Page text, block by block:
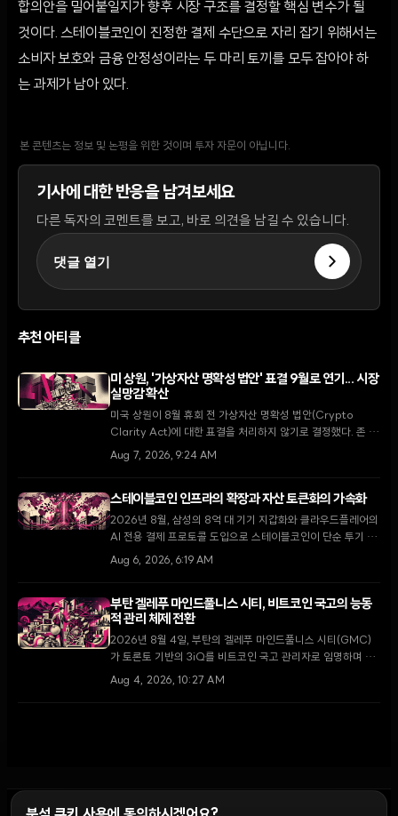
합의안을 밀어붙일지가 향후 시장 구조를 결정할 핵심 변수가 될
것이다. 스테이블코인이 진정한 결제 수단으로 자리 잡기 위해서는
소비자 보호와 금융 안정성이라는 두 마리 토끼를 모두 잡아야 하
는 과제가 남아 있다.
본 콘텐츠는 정보 및 논평을 위한 것이며 투자 자문이 아닙니다.
기사에 대한 반응을 남겨보세요
다른 독자의 코멘트를 보고, 바로 의견을 남길 수 있습니다.
댓글 열기
추천 아티클
미 상원, '가상자산 명확성 법안' 표결 9월로 연기... 시장
실망감 확산
미국 상원이 8월 휴회 전 가상자산 명확성 법안(Crypto
Clarity Act)에 대한 표결을 처리하지 않기로 결정했다. 존 튠
다수당 원내대표는 9월 복귀 후 최우선 과제로 다룰 것을 약속
Aug 7, 2026, 9:24 AM
스테이블코인 인프라의 확장과 자산 토큰화의 가속화
2026년 8월, 삼성의 8억 대 기기 지갑화와 클라우드플레어의
AI 전용 결제 프로토콜 도입으로 스테이블코인이 단순 투기 수
단을 넘어 글로벌 디지털 경제의 핵심 인프라로 자리 잡고 있
Aug 6, 2026, 6:19 AM
부탄 겔레푸 마인드풀니스 시티, 비트코인 국고의 능동
적 관리 체제 전환
2026년 8월 4일, 부탄의 겔레푸 마인드풀니스 시티(GMC)
가 토론토 기반의 3iQ를 비트코인 국고 관리자로 임명하며 단
순 보유에서 능동적 운용으로 전략을 전환했다. 이는 국왕의 1
Aug 4, 2026, 10:27 AM